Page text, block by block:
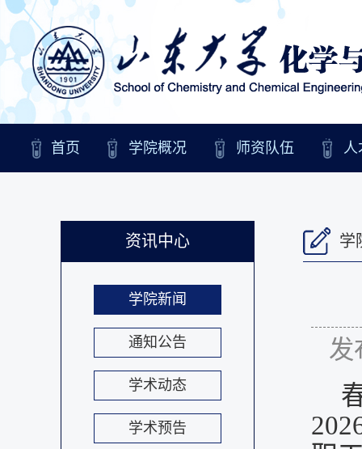
首页 学院概况 师资队伍 人
资讯中心
学院新闻
通知公告
学术动态
学术预告
学
发